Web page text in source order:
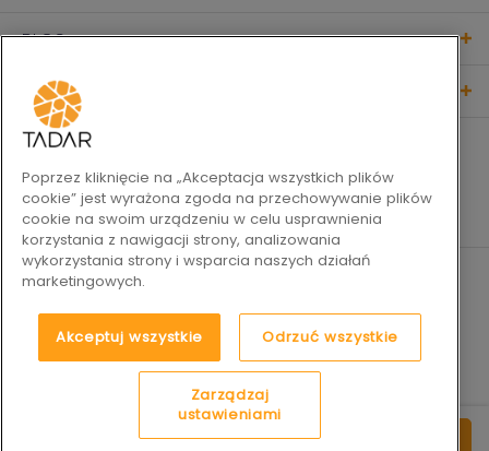
BLOG
KONTAKT
2019-2026 © Tadar Codzienne
Platforma e-commerce by
Poprzez kliknięcie na „Akceptacja wszystkich plików
cookie” jest wyrażona zgoda na przechowywanie plików
cookie na swoim urządzeniu w celu usprawnienia
korzystania z nawigacji strony, analizowania
wykorzystania strony i wsparcia naszych działań
marketingowych.
Akceptuj wszystkie Odrzuć wszystkie
Zarządzaj
ustawieniami